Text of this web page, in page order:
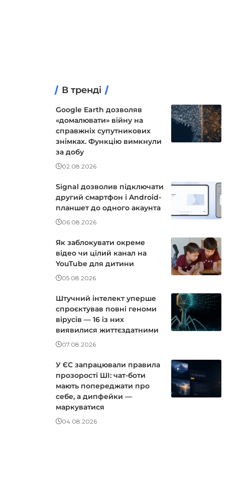
В тренді
Google Earth дозволяв
«домалювати» війну на
справжніх супутникових
знімках. Функцію вимкнули
за добу
02.08.2026
Signal дозволив підключати
другий смартфон і Android-
планшет до одного акаунта
06.08.2026
Як заблокувати окреме
відео чи цілий канал на
YouTube для дитини
05.08.2026
Штучний інтелект уперше
спроєктував повні геноми
вірусів — 16 із них
виявилися життєздатними
07.08.2026
У ЄС запрацювали правила
прозорості ШІ: чат-боти
мають попереджати про
себе, а дипфейки —
маркуватися
04.08.2026